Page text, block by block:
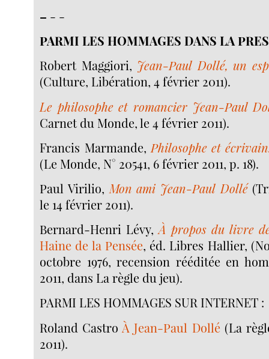
– - -
PARMI LES HOMMAGES DANS LA
Robert Maggiori, Jean-Paul Dollé, un
(Culture, Libération, 4 février 2011).
Le philosophe et romancier Jean-Paul
Carnet du Monde, le 4 février 2011).
Francis Marmande, Philosophe et
(Le Monde, N° 20541, 6 février 2011, p. 18).
Paul Virilio, Mon ami Jean-Paul Dollé
le 14 février 2011).
Bernard-Henri Lévy,À propos du livre
Haine de la Pensée, éd. Libres Hallier,
octobre 1976, recension rééditée en
2011, dans La règle du jeu).
PARMI LES HOMMAGES SUR INTERNET :
Roland Castro À Jean-Paul Dollé (La
2011).